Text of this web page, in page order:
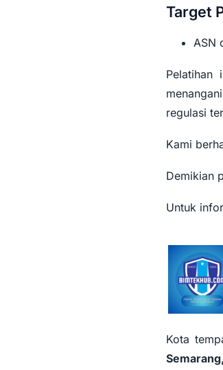
Target
ASN
Pelatihan
regulasi
Kami
Demikian
Untuk
Kota